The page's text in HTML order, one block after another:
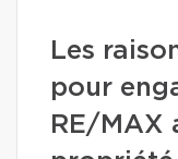
Les
pour
RE/MAX